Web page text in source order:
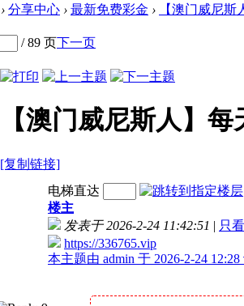
› 分享中心 › 最新免费彩金 › 【澳门威尼
/ 89 页下一页
【澳门威尼斯人】
[复制链接]
电梯直达
楼主
发表于 2026-2-24 11:42:51 | 只
https://336765.vip
本主题由 admin 于 2026-2-24